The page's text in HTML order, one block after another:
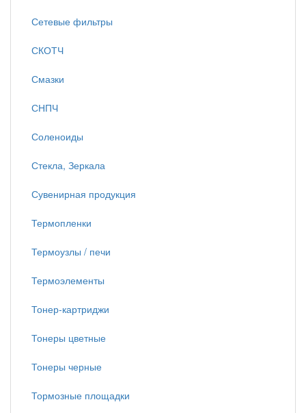
Сетевые фильтры
СКОТЧ
Смазки
СНПЧ
Соленоиды
Стекла, Зеркала
Сувенирная продукция
Термопленки
Термоузлы / печи
Термоэлементы
Тонер-картриджи
Тонеры цветные
Тонеры черные
Тормозные площадки